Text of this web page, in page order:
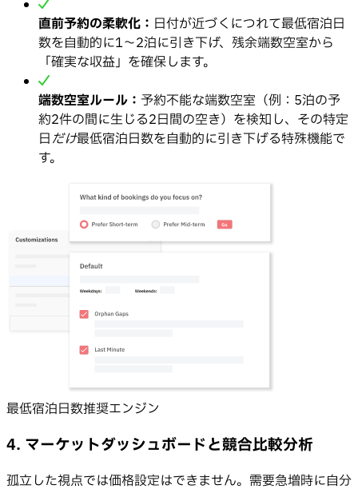
直前予約の柔軟化： 日付が近づくにつれて最低宿泊日
数を自動的に1〜2泊に引き下げ、残余端数空室から
「確実な収益」を確保します。
端数空室ルール： 予約不能な端数空室（例：5泊の予
約2件の間に生じる2日間の空き）を検知し、その特定
日だけ最低宿泊日数を自動的に引き下げる特殊機能で
す。
最低宿泊日数推奨エンジン
4. マーケットダッシュボードと競合比較分析
孤立した視点では価格設定はできません。需要急増時に自分